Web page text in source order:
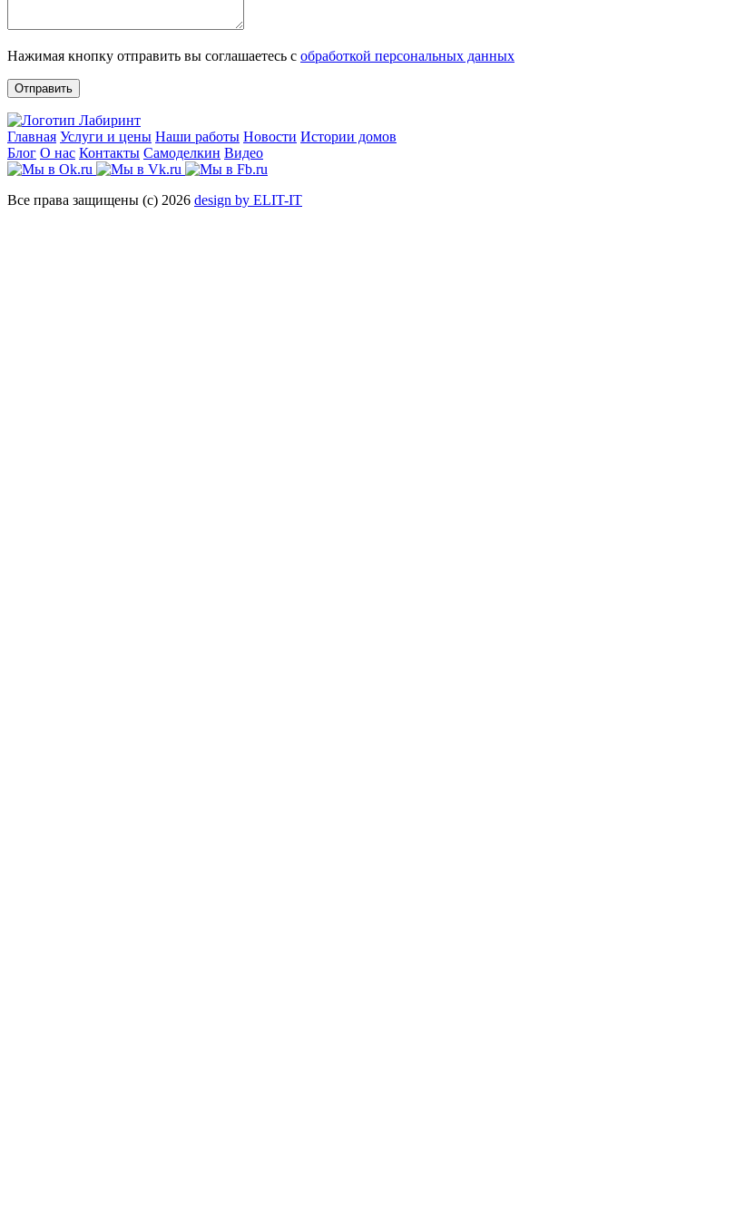
Нажимая кнопку отправить вы соглашаетесь с обработкой персональных данных
Отправить
Главная Услуги и цены Наши работы Новости Истории домов
Блог О нас Контакты Самоделкин Видео
Все права защищены (с) 2026 design by ELIT-IT